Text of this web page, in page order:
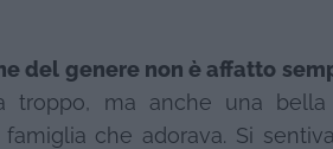
del genere non è affatto
troppo, ma anche una bella
che adorava. Si